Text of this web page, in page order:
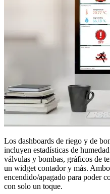
Los dashboards de riego y de
incluyen estadísticas de
válvulas y bombas, gráficos de
un widget contador y más.
encendido/apagado para poder
con solo un toque.